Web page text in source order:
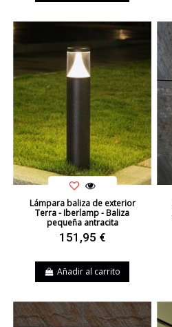
Lámpara baliza de exterior
Terra - Iberlamp - Baliza
pequeña antracita
151,95 €
Añadir al carrito